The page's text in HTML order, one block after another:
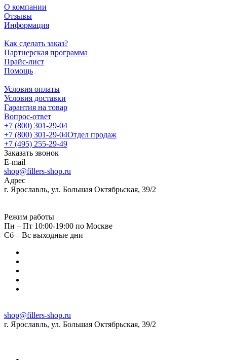
О компании
Отзывы
Информация
Как сделать заказ?
Партнерская программа
Прайс-лист
Помощь
Условия оплаты
Условия доставки
Гарантия на товар
Вопрос-ответ
+7 (800) 301-29-04
+7 (800) 301-29-04Отдел продаж
+7 (495) 255-29-49
Заказать звонок
E-mail
shop@fillers-shop.ru
Адрес
г. Ярославль, ул. Большая Октябрьская, 39/2
Режим работы
Пн – Пт 10:00-19:00 по Москве
Сб – Вс выходные дни
shop@fillers-shop.ru
г. Ярославль, ул. Большая Октябрьская, 39/2